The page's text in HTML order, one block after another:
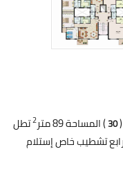
(
30) المساحة 89 متر 2تطل
بالطابق الرابع تشطيب خاص إستلام